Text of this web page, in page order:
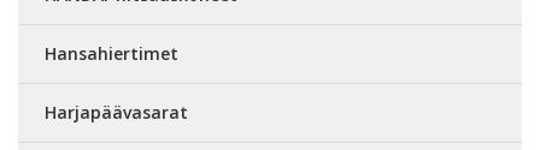
Hansahiertimet
Harjapäävasarat